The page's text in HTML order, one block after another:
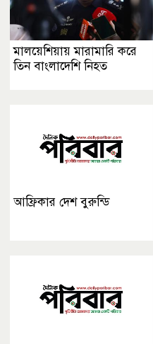
মালয়েশিয়ায় মারামারি করে
তিন বাংলাদেশি নিহত
আফ্রিকার দেশ বুরুন্ডি